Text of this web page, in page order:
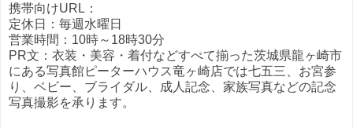
携帯向けURL：
定休日：毎週水曜日
営業時間：10時～18時30分
PR文：衣装・美容・着付などすべて揃った茨城県龍ヶ崎市
にある写真館ピーターハウス竜ヶ崎店では七五三、お宮参
り、ベビー、ブライダル、成人記念、家族写真などの記念
写真撮影を承ります。